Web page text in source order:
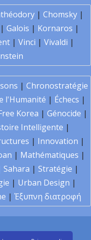
| Chomsky|
| Galois | Kornaros |
| Vinci | Vivaldi |
| Chronostratégie
l'Humanité | Échecs |
Korea | Génocide |
Intelligente |
| Innovation |
| Mathématiques |
Sahara | Stratégie |
| Urban Design |
| Έξυπνη διατροφή